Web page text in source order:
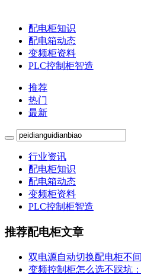
配电柜知识
配电箱动态
变频柜资料
PLC控制柜智造
推荐
热门
最新
行业资讯
配电柜知识
配电箱动态
变频柜资料
PLC控制柜智造
推荐配电柜文章
双电源自动切换配电柜不
变频控制柜怎么选不踩坑